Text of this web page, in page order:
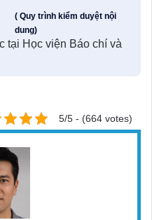
( Quy trình kiểm duyệt nội
dung)
tại Học viện Báo chí và
5/5 - (664 votes)